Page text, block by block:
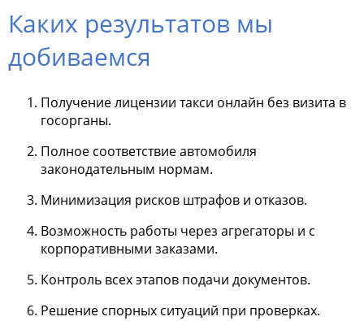
Каких результатов мы
добиваемся
Получение лицензии такси онлайн без визита в
госорганы.
Полное соответствие автомобиля
законодательным нормам.
Минимизация рисков штрафов и отказов.
Возможность работы через агрегаторы и с
корпоративными заказами.
Контроль всех этапов подачи документов.
Решение спорных ситуаций при проверках.